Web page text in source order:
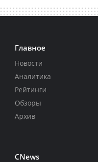
Главное
Новости
Аналитика
Рейтинги
Обзоры
Архив
CNews